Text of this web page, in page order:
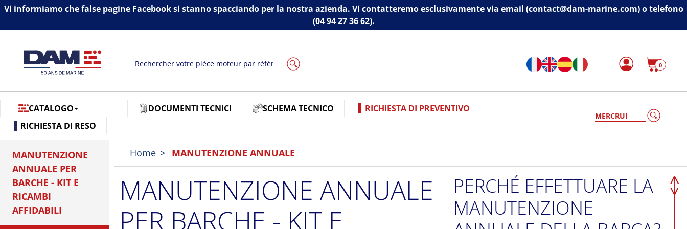
Vi informiamo che false pagine Facebook si stanno spacciando per la nostra azienda. Vi contatteremo esclusivamente via email (contact@dam-marine.com) o telefono
(04 94 27 36 62).
0
CATALOGO DOCUMENTI TECNICI SCHEMA TECNICO
RICHIESTA DI PREVENTIVO
RICHIESTA DI RESO
VOLV
MANUTENZIONE
ANNUALE PER
BARCHE - KIT E
RICAMBI
AFFIDABILI
Home MANUTENZIONE ANNUALE
MANUTENZIONE ANNUALE
PER BARCHE - KIT E
PERCHÉ EFFETTUARE LA
MANUTENZIONE